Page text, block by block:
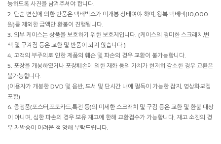
능하도록 사진을 남겨주셔야 합니다.
2. 단순 변심에 의한 반품은 택배박스가 미개봉 상태여야 하며, 왕복 택배비(10,000
원)를 제외한 금액만 환불이 진행됩니다.
3. 외부 케이스는 상품을 보호하기 위한 보호제입니다. (케이스의 경미한 스크래치,변
색 및 구겨짐 등은 교환 및 반품이 되지 않습니다.)
4. 고객의 부주의로 인한 제품의 훼손 및 파손의 경우 교환이 불가능합니다.
5. 포장을 개봉하였거나 포장훼손에 의한 재화 등의 가치가 현저히 감소한 경우 교환은
불가능합니다.
(이용자가 개봉한 DVD 및 음반, 도서 및 단시간 내에 필독이 가능한 잡지, 영상화보집
포함)
6. 증정품(포스터,포토카드,특전 등)의 미세한 스크래치 및 구김 등은 교환 및 환불 대상
이 아니며, 심한 파손의 경우 보유 재고에 한해 교환접수가 가능합니다. 재고 소진의 경
우 재발송이 어려운 점 양해 부탁드립니다.